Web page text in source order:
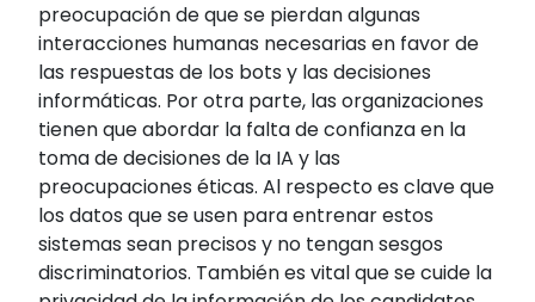
preocupación de que se pierdan algunas
interacciones humanas necesarias en favor de
las respuestas de los bots y las decisiones
informáticas. Por otra parte, las organizaciones
tienen que abordar la falta de confianza en la
toma de decisiones de la IA y las
preocupaciones éticas. Al respecto es clave que
los datos que se usen para entrenar estos
sistemas sean precisos y no tengan sesgos
discriminatorios. También es vital que se cuide la